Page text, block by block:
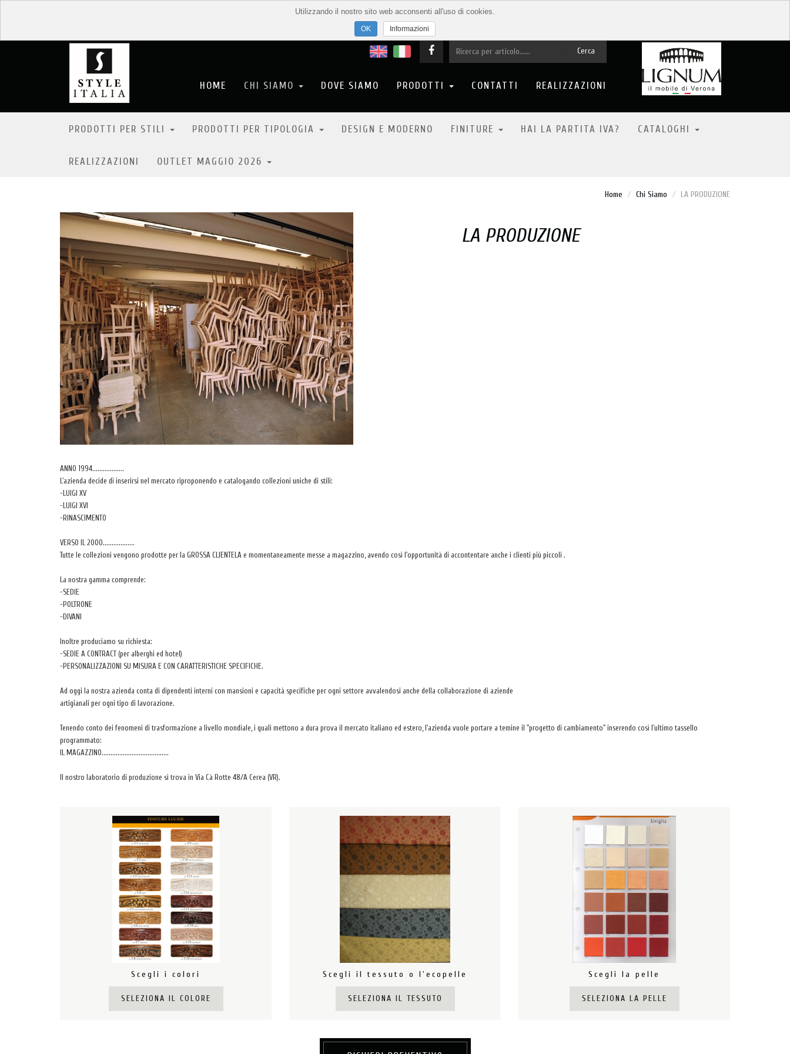
Cerca
HOME CHI SIAMO DOVE SIAMO PRODOTTI CONTATTI REALIZZAZIONI
PRODOTTI PER STILI PRODOTTI PER TIPOLOGIA DESIGN E MODERNO FINITURE HAI LA PARTITA IVA? CATALOGHI
REALIZZAZIONI OUTLET MAGGIO 2026
Home Chi Siamo LA PRODUZIONE
LA PRODUZIONE
ANNO 1994..................
L'azienda decide di inserirsi nel mercato riproponendo e catalogando collezioni uniche di stili:
-LUIGI XV
-LUIGI XVI
-RINASCIMENTO
VERSO IL 2000..................
Tutte le collezioni vengono prodotte per la GROSSA CLIENTELA e momentaneamente messe a magazzino, avendo così l'opportunità di accontentare anche i clienti più piccoli .
La nostra gamma comprende:
-SEDIE
-POLTRONE
-DIVANI
Inoltre produciamo su richiesta:
-SEDIE A CONTRACT (per alberghi ed hotel)
-PERSONALIZZAZIONI SU MISURA E CON CARATTERISTICHE SPECIFICHE.
Ad oggi la nostra azienda conta di dipendenti interni con mansioni e capacità specifiche per ogni settore avvalendosi anche della collaborazione di aziende
artigianali per ogni tipo di lavorazione.
Tenendo conto dei fenomeni di trasformazione a livello mondiale, i quali mettono a dura prova il mercato italiano ed estero, l'azienda vuole portare a temine il "progetto di cambiamento" inserendo così l'ultimo tassello
programmato:
IL MAGAZZINO......................................
Il nostro laboratorio di produzione si trova in Via Cà Rotte 48/A Cerea (VR).
Scegli i colori
SELEZIONA IL COLORE
Scegli il tessuto o l'ecopelle
SELEZIONA IL TESSUTO
Scegli la pelle
SELEZIONA LA PELLE
Utilizzando il nostro sito web acconsenti all'uso di cookies.
Informazioni